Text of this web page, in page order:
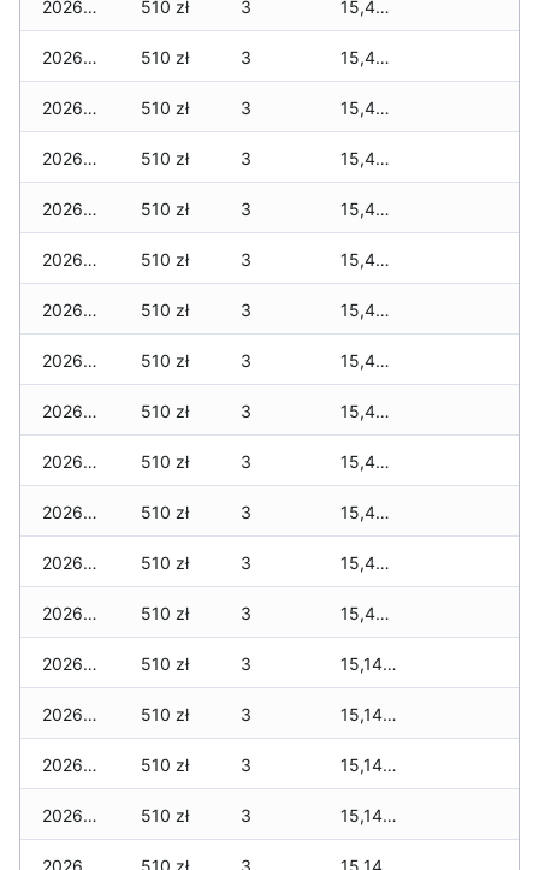
2026-05-09 510 zł 3 15,459 zł
2026-05-08 510 zł 3 15,459 zł
2026-05-07 510 zł 3 15,459 zł
2026-05-06 510 zł 3 15,459 zł
2026-05-05 510 zł 3 15,459 zł
2026-05-04 510 zł 3 15,459 zł
2026-05-03 510 zł 3 15,459 zł
2026-05-02 510 zł 3 15,459 zł
2026-05-01 510 zł 3 15,459 zł
2026-04-30 510 zł 3 15,459 zł
2026-04-29 510 zł 3 15,459 zł
2026-04-28 510 zł 3 15,459 zł
2026-04-27 510 zł 3 15,459 zł
2026-04-26 510 zł 3 15,149 zł
2026-04-25 510 zł 3 15,149 zł
2026-04-24 510 zł 3 15,149 zł
2026-04-23 510 zł 3 15,149 zł